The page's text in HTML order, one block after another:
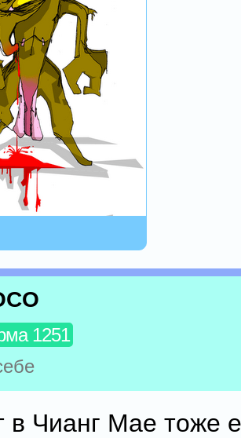
1251
в Чианг Мае тоже